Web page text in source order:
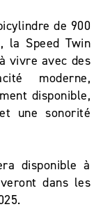
de 900
la Speed Twin
vivre avec des
moderne,
disponible,
une sonorité
disponible à
dans les